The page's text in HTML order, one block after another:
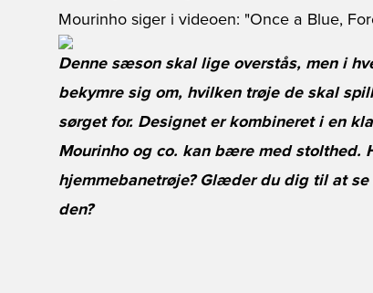
Mourinho siger i videoen: "Once a Blue,
Denne sæson skal lige overstås, men i
bekymre sig om, hvilken trøje de skal
sørget for. Designet er kombineret i en
Mourinho og co. kan bære med stolthed.
hjemmebanetrøje? Glæder du dig til at
den?